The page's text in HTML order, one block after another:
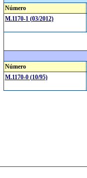
Número
M.1170-1 (03/2012)
Número
M.1170-0 (10/95)